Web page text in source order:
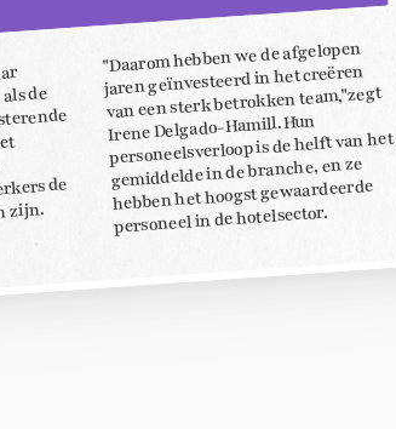
de
de
zijn.
"Daarom hebben we de afgelopen
jaren geïnvesteerd in het creëren
van een sterk betrokken team,"zegt
Irene Delgado-Hamill. Hun
personeelsverloop is de helft van het
gemiddelde in de branche, en ze
hebben het hoogst gewaardeerde
personeel in de hotelsector.